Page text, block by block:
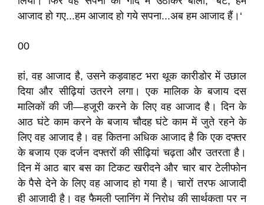
आजाद हो गए...हम आजाद हो गये सपना...अब हम आजाद हैं।‘
00
हां, वह आजाद है, उसने कड़वाहट भरा थूक कारीडोर में उछाल
दिया और सीढ़ियां उतरने लगा। एक मालिक के बजाय दस
मालिकों की जी—हजूरी करने के लिए वह आजाद है। दिन के
आठ घंटे काम करने के बजाय चौदह घंटे काम में जुते रहने के
लिए वह आजाद है। वह कितना अधिक आजाद है कि एक दफ्तर
के बजाय एक दर्जन दफ्तरों की सीढ़ियां चढ़ता और उतरता है।
दिन में आठ बार बस का टिकट खरीदने और चार बार टेलीफोन
के पैसे देने के लिए वह आजाद हो गया है। चारों तरफ आजादी
ही आजादी है। वह फैमली प्लानिंग में निरोध की सार्थकता पर न